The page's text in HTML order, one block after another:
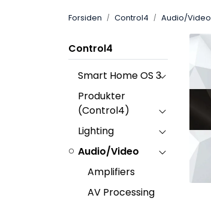
Forsiden Control4 Audio/Video
Control4
Smart Home OS 3
Produkter
(Control4)
Lighting
Audio/Video
Amplifiers
AV Processing